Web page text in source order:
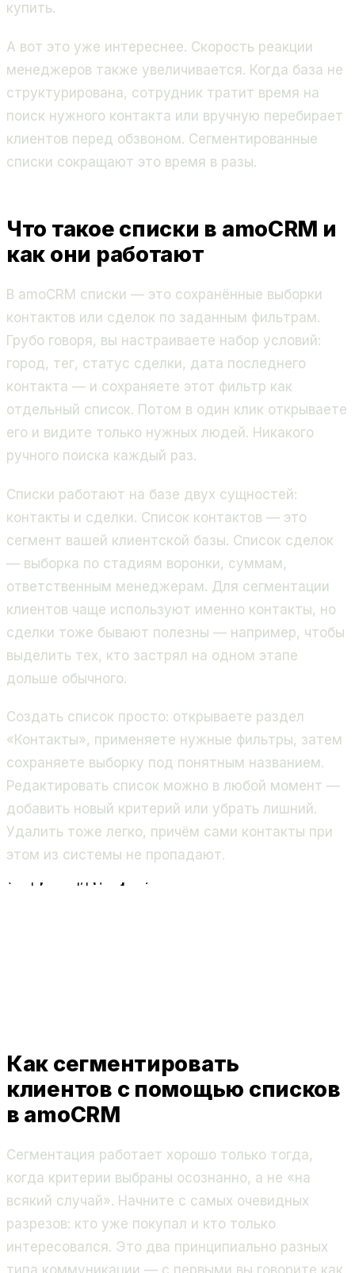
купить.
А вот это уже интереснее. Скорость реакции
менеджеров также увеличивается. Когда база не
структурирована, сотрудник тратит время на
поиск нужного контакта или вручную перебирает
клиентов перед обзвоном. Сегментированные
списки сокращают это время в разы.
Что такое списки в amoCRM и
как они работают
В amoCRM списки — это сохранённые выборки
контактов или сделок по заданным фильтрам.
Грубо говоря, вы настраиваете набор условий:
город, тег, статус сделки, дата последнего
контакта — и сохраняете этот фильтр как
отдельный список. Потом в один клик открываете
его и видите только нужных людей. Никакого
ручного поиска каждый раз.
Списки работают на базе двух сущностей:
контакты и сделки. Список контактов — это
сегмент вашей клиентской базы. Список сделок
— выборка по стадиям воронки, суммам,
ответственным менеджерам. Для сегментации
клиентов чаще используют именно контакты, но
сделки тоже бывают полезны — например, чтобы
выделить тех, кто застрял на одном этапе
дольше обычного.
Создать список просто: открываете раздел
«Контакты», применяете нужные фильтры, затем
сохраняете выборку под понятным названием.
Редактировать список можно в любой момент —
добавить новый критерий или убрать лишний.
Удалить тоже легко, причём сами контакты при
этом из системы не пропадают.
Как сегментировать
клиентов с помощью списков
в amoCRM
Сегментация работает хорошо только тогда,
когда критерии выбраны осознанно, а не «на
всякий случай». Начните с самых очевидных
разрезов: кто уже покупал и кто только
интересовался. Это два принципиально разных
типа коммуникации — с первыми вы говорите как